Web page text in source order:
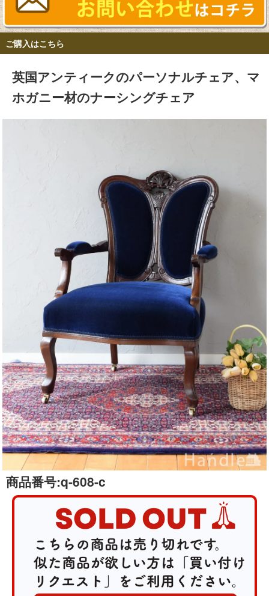
ご購入はこちら
英国アンティークのパーソナルチェア、マ
ホガニー材のナーシングチェア
商品番号:q-608-c